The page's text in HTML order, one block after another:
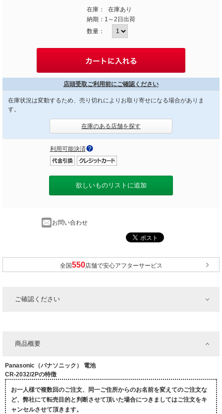
在庫：
在庫あり
納期： 1～2日出荷
数量：
店頭受取ご利用前にご確認ください
在庫状況は変動するため、売り切れによりお取り寄せになる場合がありま
す。
在庫のある店舗を探す
利用可能決済
欲しいものリストに追加
お問い合わせ
全国 店舗で安心アフターサービス
ご確認ください
商品概要
Panasonic（パナソニック） 電池
CR-2032/2Pの特徴
お一人様で複数回のご注文、同一ご住所からのお名前を変えてのご注文な
ど、弊社にて転売目的と判断させて頂いた場合につきましてはご注文をキ
ャンセルさせて頂きます。